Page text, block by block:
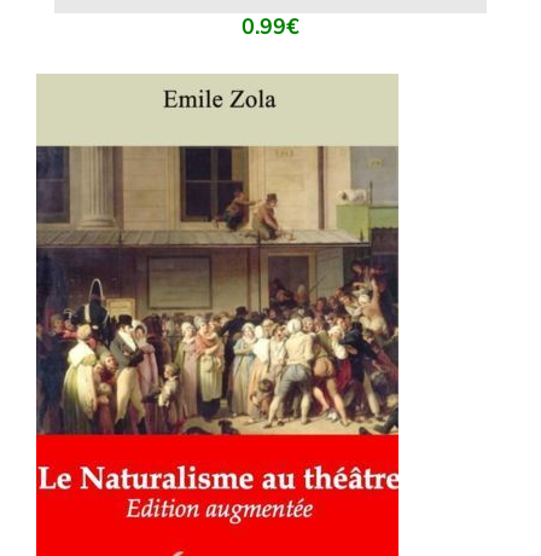
0.99€
AJOUTER AU PANIER / DÉTAILS